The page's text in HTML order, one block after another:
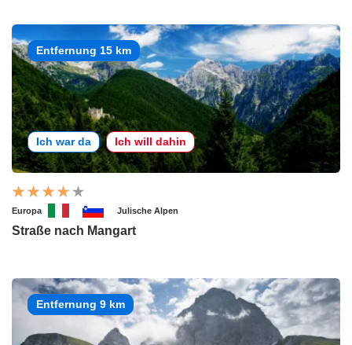
Entfernung 15 km
Ich war da Ich will dahin
Europa Julische Alpen
Straße nach Mangart
Entfernung 9 km